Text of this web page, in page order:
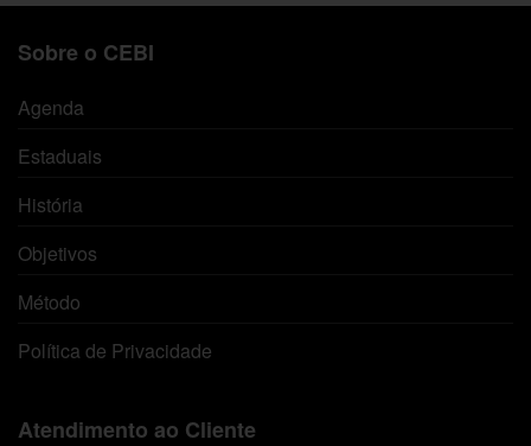
Sobre o CEBI
Agenda
Estaduais
História
Objetivos
Método
Política de Privacidade
Atendimento ao Cliente